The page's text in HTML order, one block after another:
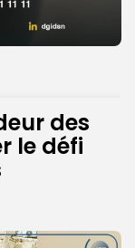
des
le défi